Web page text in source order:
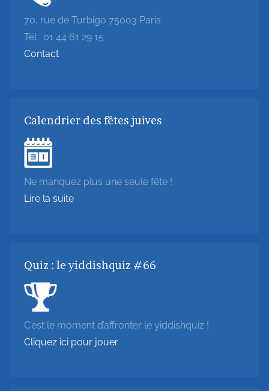
70, rue de Turbigo 75003 Paris
Tél : 01 44 61 29 15
Contact
Calendrier des fêtes juives
Ne manquez plus une seule fête !
Lire la suite
Quiz : le yiddishquiz #66
C’est le moment d’affronter le yiddishquiz !
Cliquez ici pour jouer